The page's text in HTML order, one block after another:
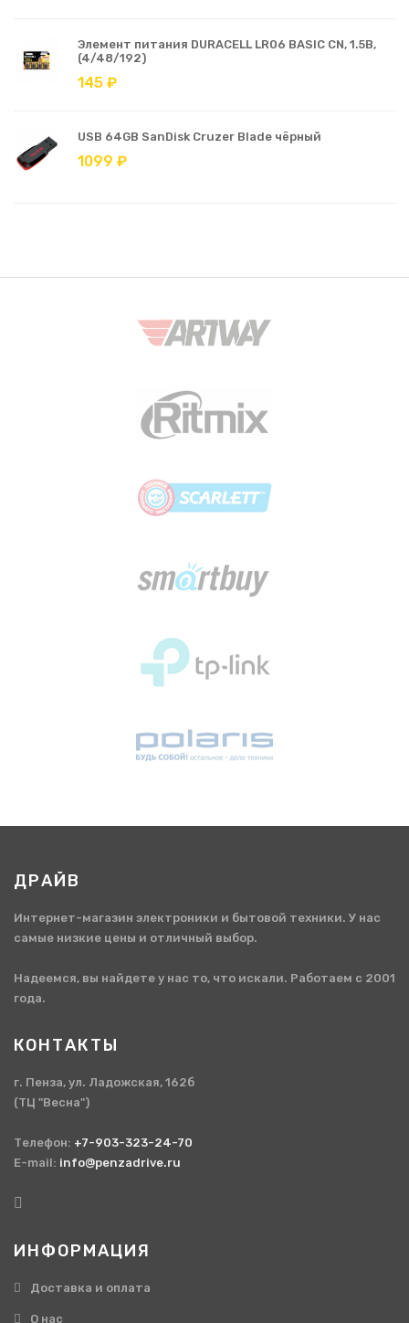
Элемент питания DURACELL LR06 BASIC CN, 1.5В,
(4/48/192)
145 ₽
USB 64GB SanDisk Cruzer Blade чёрный
1099 ₽
ДРАЙВ
Интернет-магазин электроники и бытовой техники. У нас
самые низкие цены и отличный выбор.
Надеемся, вы найдете у нас то, что искали. Работаем с 2001
года.
КОНТАКТЫ
г. Пенза, ул. Ладожская, 162б
(ТЦ "Весна")
Телефон: +7-903-323-24-70
E-mail: info@penzadrive.ru
ИНФОРМАЦИЯ
Доставка и оплата
О нас